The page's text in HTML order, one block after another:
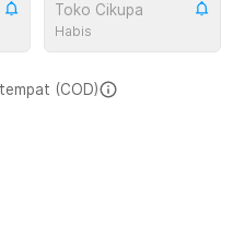
Toko Cikupa
Habis
(COD)